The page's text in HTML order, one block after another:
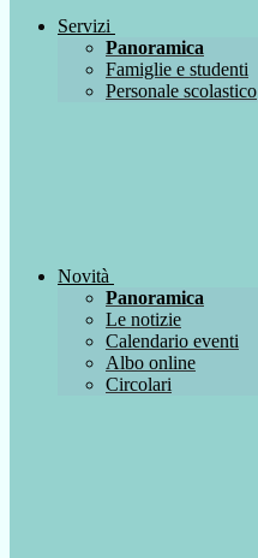
Servizi
Panoramica
Famiglie e studenti
Personale scolastico
Novità
Panoramica
Le notizie
Calendario eventi
Albo online
Circolari